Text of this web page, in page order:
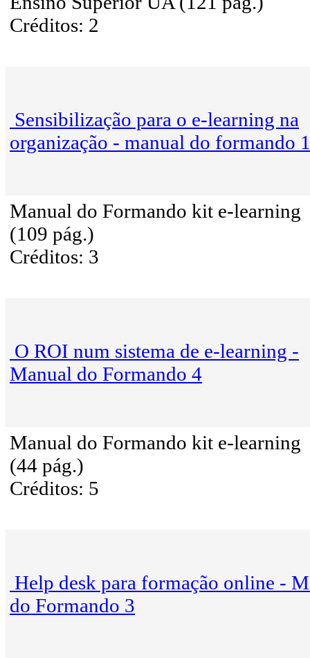
Créditos: 2
Sensibilização para o e-learning na
organização - manual do formando 1
Manual do Formando kit e-learning
(109 pág.)
Créditos: 3
O ROI num sistema de e-learning -
Manual do Formando 4
Manual do Formando kit e-learning
(44 pág.)
Créditos: 5
Help desk para formação online -
do Formando 3